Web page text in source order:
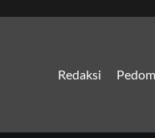
Redaksi